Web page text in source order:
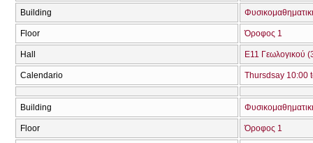
Building
Floor Όροφος 1
Hall Ε11 Γεωλογικού
Calendario Thursdsay 10:00
Building
Floor Όροφος 1